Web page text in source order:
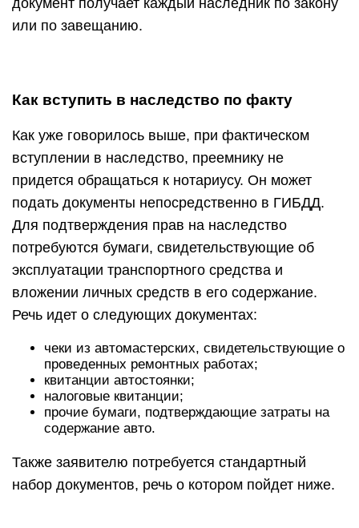
документ получает каждый наследник по закону
или по завещанию.
Как вступить в наследство по факту
Как уже говорилось выше, при фактическом
вступлении в наследство, преемнику не
придется обращаться к нотариусу. Он может
подать документы непосредственно в ГИБДД.
Для подтверждения прав на наследство
потребуются бумаги, свидетельствующие об
эксплуатации транспортного средства и
вложении личных средств в его содержание.
Речь идет о следующих документах:
чеки из автомастерских, свидетельствующие о
проведенных ремонтных работах;
квитанции автостоянки;
налоговые квитанции;
прочие бумаги, подтверждающие затраты на
содержание авто.
Также заявителю потребуется стандартный
набор документов, речь о котором пойдет ниже.